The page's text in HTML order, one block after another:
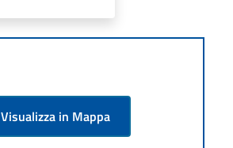
Visualizza in Mappa